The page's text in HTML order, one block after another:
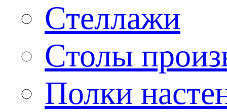
Стеллажи
Столы
Полки